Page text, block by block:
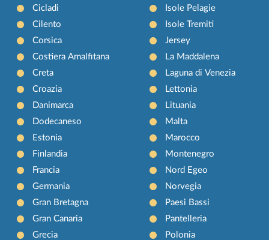
Cicladi
Cilento
Corsica
Costiera Amalfitana
Creta
Croazia
Danimarca
Dodecaneso
Estonia
Finlandia
Francia
Germania
Gran Bretagna
Gran Canaria
Grecia
Isole Pelagie
Isole Tremiti
Jersey
La Maddalena
Laguna di Venezia
Lettonia
Lituania
Malta
Marocco
Montenegro
Nord Egeo
Norvegia
Paesi Bassi
Pantelleria
Polonia